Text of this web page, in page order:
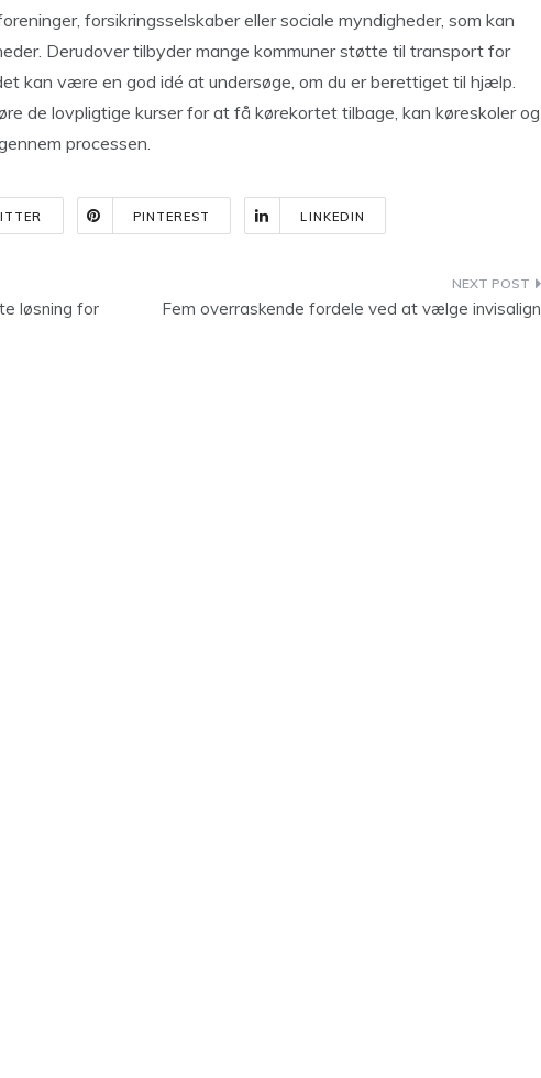
forsikringsselskaber eller sociale myndigheder, som kan
Derudover tilbyder mange kommuner støtte til transport for
kan være en god idé at undersøge, om du er berettiget til hjælp.
de lovpligtige kurser for at få kørekortet tilbage, kan køreskoler og
processen.
PINTEREST LINKEDIN
løsning for
Fem overraskende fordele ved at vælge invisalign